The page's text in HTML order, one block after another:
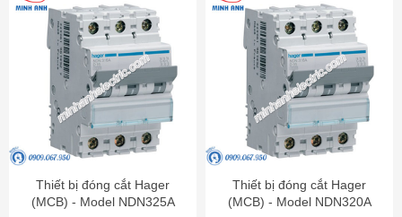
Thiết bị đóng cắt Hager
(MCB) - Model NDN325A
Thiết bị đóng cắt Hager
(MCB) - Model NDN320A